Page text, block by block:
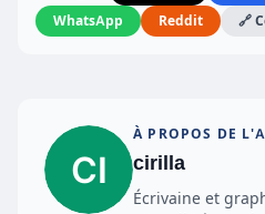
WhatsApp
Reddit 🔗
À PROPOS DE
cirilla
Écrivaine et